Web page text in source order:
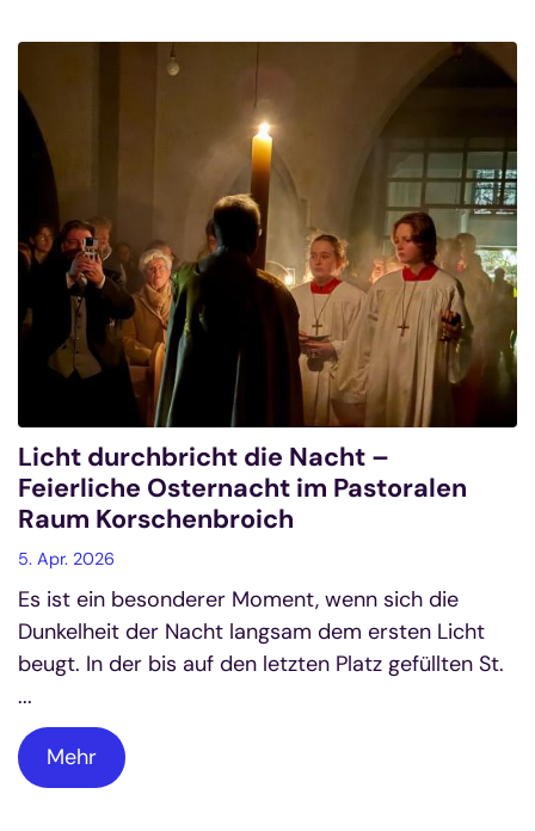
Licht durchbricht die Nacht –
Feierliche Osternacht im Pastoralen
Raum Korschenbroich
5. Apr. 2026
Es ist ein besonderer Moment, wenn sich die
Dunkelheit der Nacht langsam dem ersten Licht
beugt. In der bis auf den letzten Platz gefüllten St.
...
Mehr